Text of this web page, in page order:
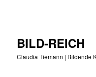
BILD-REICH
Claudia Tiemann | Bildende